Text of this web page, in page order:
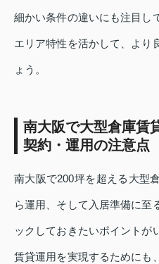
細かい条件の違いにも注目し
エリア特性を活かして、より
ょう。
南大阪で大型倉庫賃
契約・運用の注意点
南大阪で200坪を超える大型
ら運用、そして入居準備に至
ックしておきたいポイントが
賃貸運用を実現するためにも